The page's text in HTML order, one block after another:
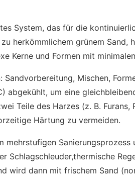
System, das für die
herkömmlichem grünem
Kerne und Formen mit
Mischen,
abgekühlt, um eine
Teile des Harzes (z. B.
Härtung zu vermeiden.
Schlagschleuder,thermische
wird dann mit frischem Sand